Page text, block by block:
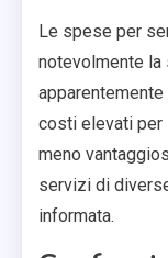
Le spese per
notevolmente la
costi elevati per
meno
servizi di
informata.